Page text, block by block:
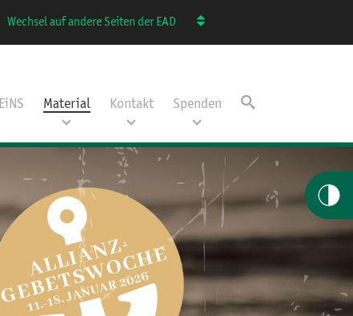
Wechsel auf andere Seiten der EAD
EiNS Material Kontakt Spenden